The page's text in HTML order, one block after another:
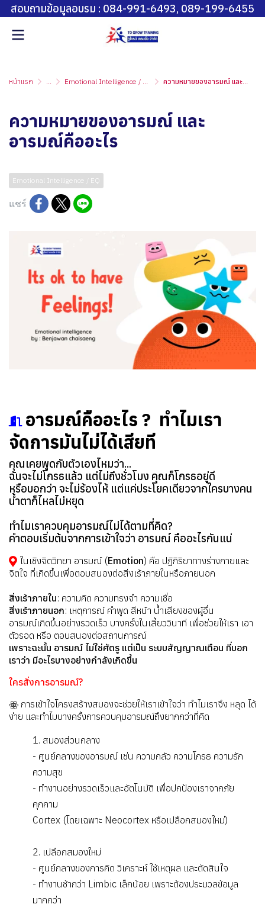
สอบถามข้อมูลอบรม : 084-991-6493, 089-199-6455
หน้าแรก ... Emotional Intelligence / EQ ความหมายของอารมณ์ และอารมณ์คืออะไร
ความหมายของอารมณ์ และ
อารมณ์คืออะไร
Emotional Intelligence / EQ
แชร์
อารมณ์คืออะไร ? ทำไมเรา
จัดการมันไม่ได้เสียที
คุณเคยพูดกับตัวเองไหมว่า...
ฉันจะไม่โกรธแล้ว แต่ไม่ถึงชั่วโมง คุณก็โกรธอยู่ดี
หรือบอกว่า จะไม่ร้องไห้ แต่แค่ประโยคเดียวจากใครบางคน
น้ำตาก็ไหลไม่หยุด
ทำไมเราควบคุมอารมณ์ไม่ได้ตามที่คิด?
คำตอบเริ่มต้นจากการเข้าใจว่า อารมณ์ คืออะไรกันแน่
ในเชิงจิตวิทยา อารมณ์ (Emotion) คือ ปฏิกิริยาทางร่างกายและ
จิตใจ ที่เกิดขึ้นเพื่อตอบสนองต่อสิ่งเร้าภายในหรือภายนอก
สิ่งเร้าภายใน: ความคิด ความทรงจำ ความเชื่อ
สิ่งเร้าภายนอก: เหตุการณ์ คำพูด สีหน้า น้ำเสียงของผู้อื่น
อารมณ์เกิดขึ้นอย่างรวดเร็ว บางครั้งในเสี้ยววินาที เพื่อช่วยให้เรา เอา
ตัวรอด หรือ ตอบสนองต่อสถานการณ์
เพราะฉะนั้น อารมณ์ ไม่ใช่ศัตรู แต่เป็น ระบบสัญญาณเตือน ที่บอก
เราว่า มีอะไรบางอย่างกำลังเกิดขึ้น
ใครสั่งการอารมณ์?
การเข้าใจโครงสร้างสมองจะช่วยให้เราเข้าใจว่า ทำไมเราจึง หลุด ได้
ง่าย และทำไมบางครั้งการควบคุมอารมณ์ถึงยากกว่าที่คิด
1. สมองส่วนกลาง
- ศูนย์กลางของอารมณ์ เช่น ความกลัว ความโกรธ ความรัก
ความสุข
- ทำงานอย่างรวดเร็วและอัตโนมัติ เพื่อปกป้องเราจากภัย
คุกคาม
Cortex (โดยเฉพาะ Neocortex หรือเปลือกสมองใหม่)
2. เปลือกสมองใหม่
- ศูนย์กลางของการคิด วิเคราะห์ ใช้เหตุผล และตัดสินใจ
- ทำงานช้ากว่า Limbic เล็กน้อย เพราะต้องประมวลข้อมูล
มากกว่า